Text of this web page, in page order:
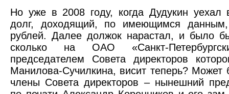
Но уже в 2008 году, когда Дудукин уехал
долг, доходящий, по имеющимся
рублей. Далее должок нарастал, и было
сколько на ОАО «Санкт-
председателем Совета директоров
Манилова-Сучилкина, висит теперь? Может
члены Совета директоров – нынешний